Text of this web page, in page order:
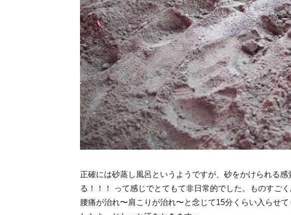
正確には砂蒸し風呂というようですが、砂をかけられる
る！！！ って感じでとてもて非日常的でした。ものすごく
腰痛が治れ〜肩こりが治れ〜と念じて15分くらい入らせ